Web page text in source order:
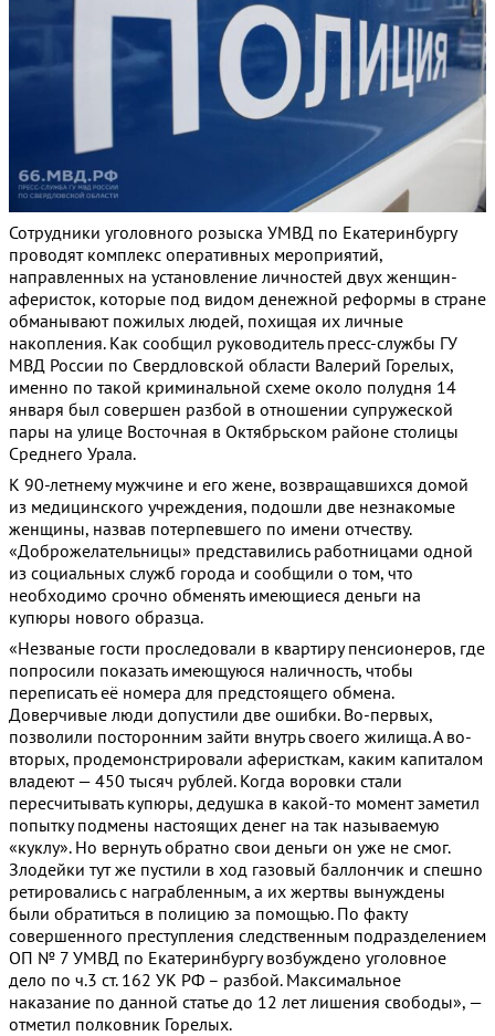
Сотрудники уголовного розыска УМВД по Екатеринбургу
проводят комплекс оперативных мероприятий,
направленных на установление личностей двух женщин-
аферисток, которые под видом денежной реформы в стране
обманывают пожилых людей, похищая их личные
накопления. Как сообщил руководитель пресс-службы ГУ
МВД России по Свердловской области Валерий Горелых,
именно по такой криминальной схеме около полудня 14
января был совершен разбой в отношении супружеской
пары на улице Восточная в Октябрьском районе столицы
Среднего Урала.
К 90-летнему мужчине и его жене, возвращавшихся домой
из медицинского учреждения, подошли две незнакомые
женщины, назвав потерпевшего по имени отчеству.
«Доброжелательницы» представились работницами одной
из социальных служб города и сообщили о том, что
необходимо срочно обменять имеющиеся деньги на
купюры нового образца.
«Незваные гости проследовали в квартиру пенсионеров, где
попросили показать имеющуюся наличность, чтобы
переписать её номера для предстоящего обмена.
Доверчивые люди допустили две ошибки. Во-первых,
позволили посторонним зайти внутрь своего жилища. А во-
вторых, продемонстрировали аферисткам, каким капиталом
владеют — 450 тысяч рублей. Когда воровки стали
пересчитывать купюры, дедушка в какой-то момент заметил
попытку подмены настоящих денег на так называемую
«куклу». Но вернуть обратно свои деньги он уже не смог.
Злодейки тут же пустили в ход газовый баллончик и спешно
ретировались с награбленным, а их жертвы вынуждены
были обратиться в полицию за помощью. По факту
совершенного преступления следственным подразделением
ОП № 7 УМВД по Екатеринбургу возбуждено уголовное
дело по ч.3 ст. 162 УК РФ – разбой. Максимальное
наказание по данной статье до 12 лет лишения свободы», —
отметил полковник Горелых.